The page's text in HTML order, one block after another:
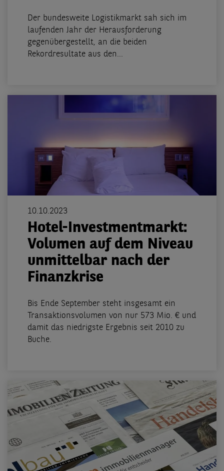
Der bundesweite Logistikmarkt sah sich im
laufenden Jahr der Herausforderung
gegenübergestellt, an die beiden
Rekordresultate aus den...
10.10.2023
Hotel-Investmentmarkt:
Volumen auf dem Niveau
unmittelbar nach der
Finanzkrise
Bis Ende September steht insgesamt ein
Transaktionsvolumen von nur 573 Mio. € und
damit das niedrigste Ergebnis seit 2010 zu
Buche.